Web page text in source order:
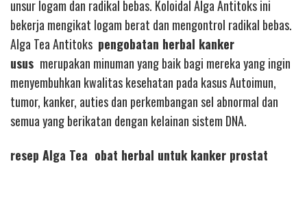
unsur logam dan radikal bebas. Koloidal Alga Antitoks ini
bekerja mengikat logam berat dan mengontrol radikal bebas.
Alga Tea Antitoks pengobatan herbal kanker
usus merupakan minuman yang baik bagi mereka yang ingin
menyembuhkan kwalitas kesehatan pada kasus Autoimun,
tumor, kanker, auties dan perkembangan sel abnormal dan
semua yang berikatan dengan kelainan sistem DNA.
resep Alga Tea obat herbal untuk kanker prostat